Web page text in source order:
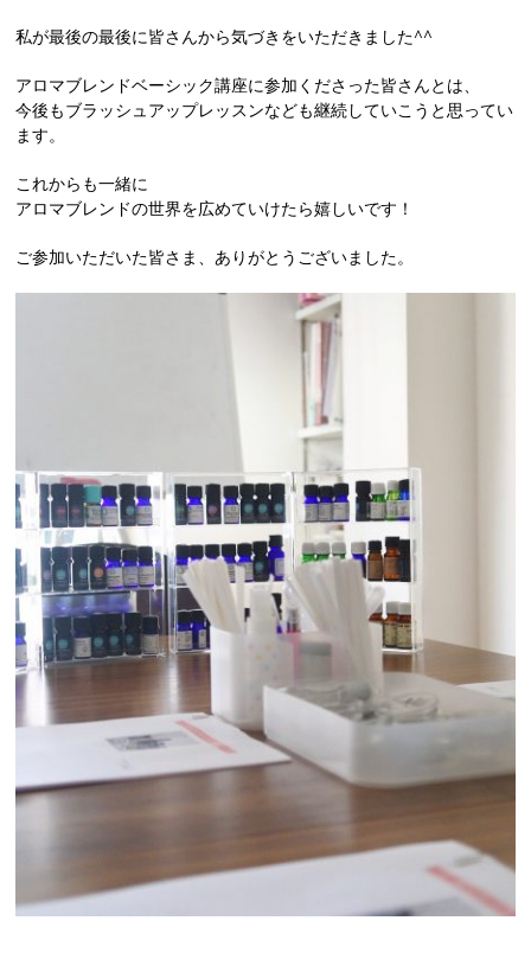
私が最後の最後に皆さんから気づきをいただきました^^
アロマブレンドベーシック講座に参加くださった皆さんとは、
今後もブラッシュアップレッスンなども継続していこうと思ってい
ます。
これからも一緒に
アロマブレンドの世界を広めていけたら嬉しいです！
ご参加いただいた皆さま、ありがとうございました。